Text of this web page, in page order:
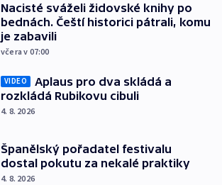
Nacisté sváželi židovské knihy po
bednách. Čeští historici pátrali, komu
je zabavili
včera v 07:00
VIDEO
Aplaus pro dva skládá a
rozkládá Rubikovu cibuli
4. 8. 2026
Španělský pořadatel festivalu
dostal pokutu za nekalé praktiky
4. 8. 2026